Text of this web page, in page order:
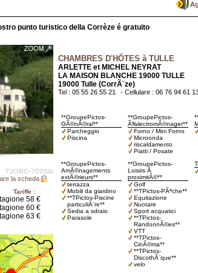
punto turistico della Corrèze é gratuito
TVORG-707006
la scheda
Tariffe :
58 €
60 €
63 €
CHAMBRES D'HÖTES à TULLE
ARLETTE et MICHEL NEYRAT
LA MAISON BLANCHE 19000 TULLE
19000 Tulle (CorrÃ¨ze)
Tel : 05 55 26 55 21 - Cellulare : 06 76 94 61
**GroupePictos-
GÃ©nÃ©ral**
Parcheggio
Piscina
**GroupePictos-
Ã‰lectromÃ©nager**
Forno / Mini Forno
Microonda
riscaldamento
Piatti / Posate
**GroupePictos-
AmÃ©nagements
extÃ©rieurs**
terrazza
Mobili da giardino
**TPictos-Piscine
particuliÃ¨re**
Sedia a sdraio
Parasole
**GroupePictos-
Loisirs Ã
proximitÃ©**
Golf
**TPictos-PÃªche**
Equitazione
Nuotare
Sport acquatici
**TPictos-
RandonnÃ©es**
VTT
**TPictos-
CinÃ©ma**
**TPictos-
DiscothÃ¨que**
velo